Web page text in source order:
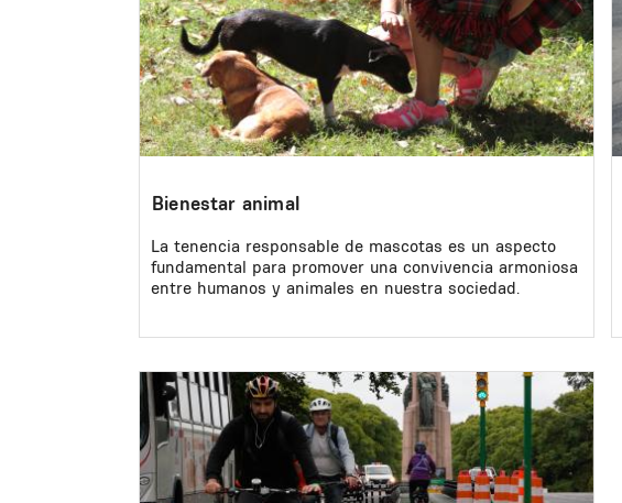
Bienestar animal
La tenencia responsable de mascotas es un aspecto
fundamental para promover una convivencia armoniosa
entre humanos y animales en nuestra sociedad.
Image